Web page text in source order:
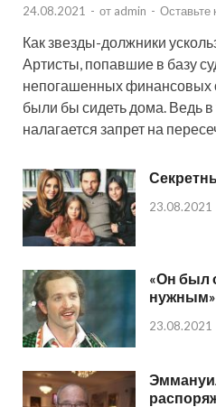
24.08.2021 - от admin - Оставьте
Как звезды-должники
Артисты, попавшие в базу
непогашенных финансовых
были бы сидеть дома. Ведь в
налагается запрет на
23.08.2021
«Он был
нужным»
23.08.2021